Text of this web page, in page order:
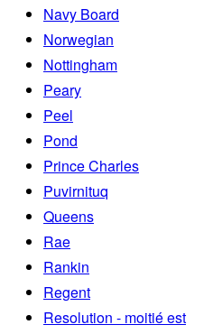
Navy Board
Norwegian
Nottingham
Peary
Peel
Pond
Prince Charles
Puvirnituq
Queens
Rae
Rankin
Regent
Resolution - moitié est